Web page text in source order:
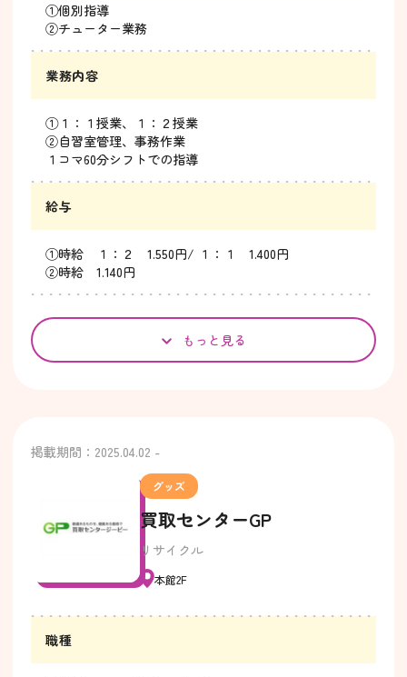
①個別指導
②チューター業務
業務内容
①１：１授業、１：２授業
②自習室管理、事務作業
１コマ60分シフトでの指導
給与
①時給 １：２ 1.550円/ １：１ 1.400円
②時給 1.140円
もっと見る
掲載期間：2025.04.02 -
グッズ
買取センターGP
リサイクル
本館2F
職種